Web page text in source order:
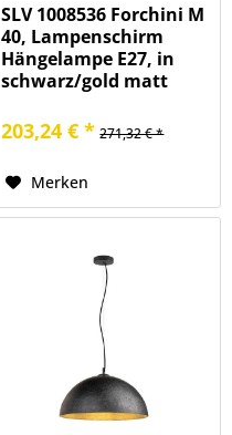
SLV 1008536 Forchini M
40, Lampenschirm
Hängelampe E27, in
schwarz/gold matt
203,24 € * 271,32 € *
Merken